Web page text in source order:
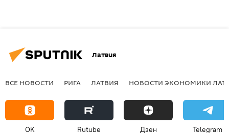
Латвия
ВСЕ НОВОСТИ РИГА ЛАТВИЯ НОВОСТИ ЭКОНОМИКИ
OK Rutube Дзен Telegram